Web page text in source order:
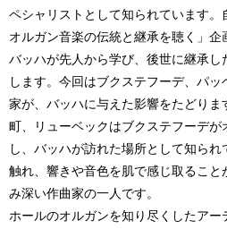
ペシャリストとして知られています。
オルガン音楽の伝統と継承を聴く」企
バッハが先人から学び、後世に継承
します。今回はブクステフーデ、パ
家が、バッハに与えた影響をたどり
町、リューベックはブクステフーデ
し、バッハが訪れた場所として知ら
触れ、響きや音色を肌で感じ取ること
み深い作曲家の一人です。
ホールのオルガンを知り尽くしたアー